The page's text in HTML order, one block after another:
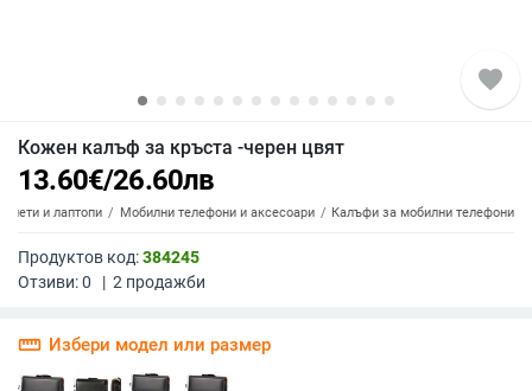
favorite
Кожен калъф за кръста -черен цвят
13.60€/26.60лв
и лаптопи Мобилни телефони и аксесоари Калъфи за мобилни телефони
Продуктов код:384245
Отзиви:0 | 2 продажби
straighten Избери модел или размер